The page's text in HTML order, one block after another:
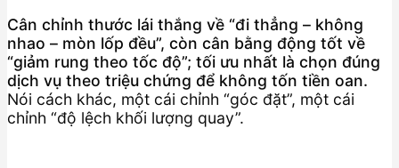
Cân chỉnh thước lái thắng về “đi thẳng – không
nhao – mòn lốp đều”, còn cân bằng động tốt về
“giảm rung theo tốc độ”; tối ưu nhất là chọn đúng
dịch vụ theo triệu chứng để không tốn tiền oan.
Nói cách khác, một cái chỉnh “góc đặt”, một cái
chỉnh “độ lệch khối lượng quay”.